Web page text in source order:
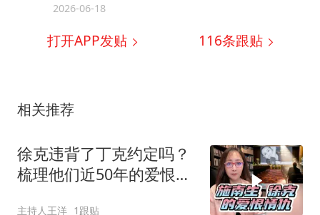
2026-06-18
打开APP发贴 116条跟贴
相关推荐
徐克违背了丁克约定吗？
梳理他们近50年的爱恨情
主持人王洋 1跟贴